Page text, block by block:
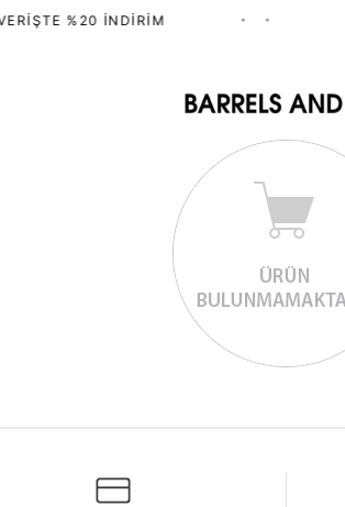
%20 İNDIRIM